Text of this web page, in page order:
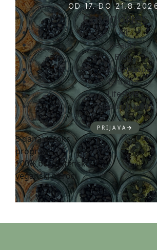
OD 17. DO
Categories
All
Beauty
Blog
Healthy you
Ishrana
Lifestyle
Tatjana travels
PRIJAVA
5 dana detoks
program
100% bezglutenski i
veganski obroci